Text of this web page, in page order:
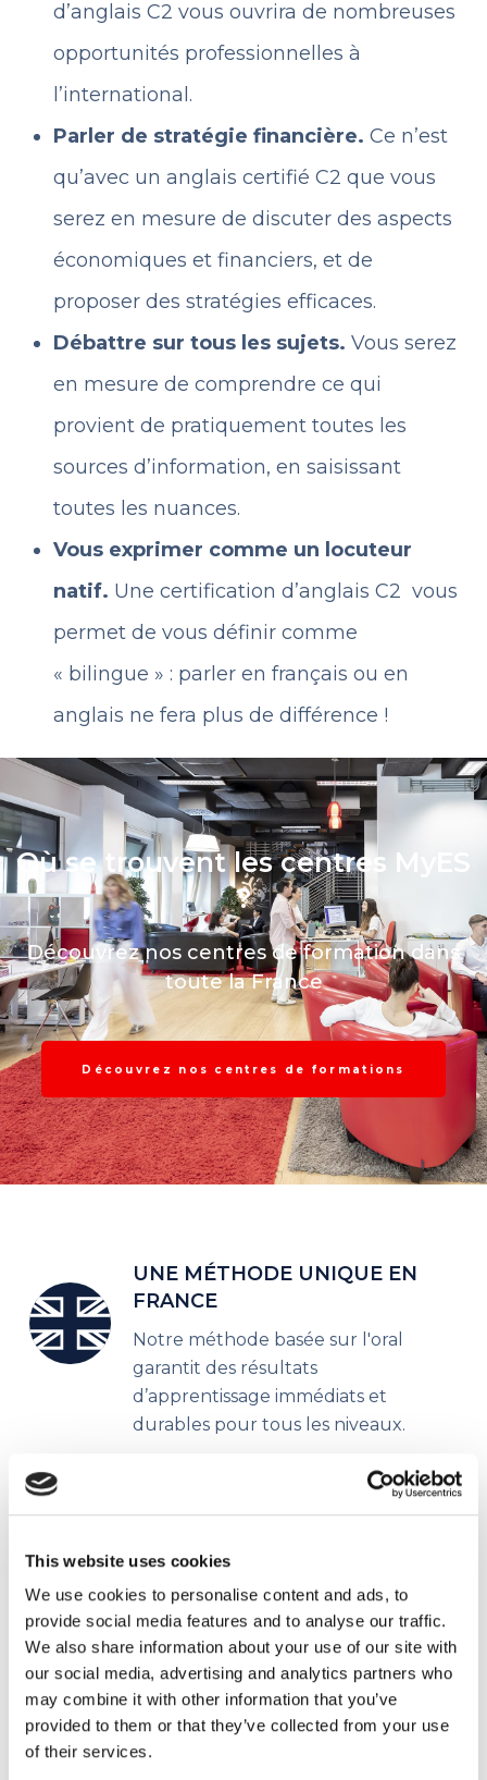
This website uses cookies
We use cookies to personalise content and ads, to
provide social media features and to analyse our traffic.
We also share information about your use of our site with
our social media, advertising and analytics partners who
may combine it with other information that you’ve
provided to them or that they’ve collected from your use
of their services.
d’anglais C2 vous ouvrira de nombreuses
opportunités professionnelles à
l’international.
Parler de stratégie financière. Ce n’est
qu’avec un anglais certifié C2 que vous
serez en mesure de discuter des aspects
économiques et financiers, et de
proposer des stratégies efficaces.
Débattre sur tous les sujets. Vous serez
en mesure de comprendre ce qui
provient de pratiquement toutes les
sources d’information, en saisissant
toutes les nuances.
Vous exprimer comme un locuteur
natif. Une certification d’anglais C2 vous
permet de vous définir comme
« bilingue » : parler en français ou en
anglais ne fera plus de différence !
Où se trouvent les centres MyES
?
Découvrez nos centres de formation dans
toute la France
Découvrez nos centres de formations
UNE MÉTHODE UNIQUE EN
FRANCE
Notre méthode basée sur l'oral
garantit des résultats
d’apprentissage immédiats et
durables pour tous les niveaux.
l'anglais sans vous en rendre
compte dans une ambiance
décontractée
DES FORMULES SUR-MESURE
Des formules qui s'adaptent à votre
niveau, votre objectif et votre